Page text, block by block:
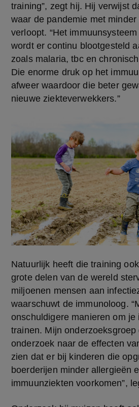
training”, zegt hij. Hij verwijst
waar de pandemie met
verloopt. “Het
wordt er continu blootgesteld
zoals malaria, tbc en
Die enorme druk op het
afweer waardoor die beter
nieuwe ziekteverwekkers.”
Natuurlijk heeft die training
grote delen van de wereld
miljoenen mensen aan
waarschuwt de immunoloog.
onschuldigere manieren om je
trainen. Mijn onderzoeksgroep
onderzoek naar de effecten
zien dat er bij kinderen die
boerderijen minder allergieën
immuunziekten voorkomen”,